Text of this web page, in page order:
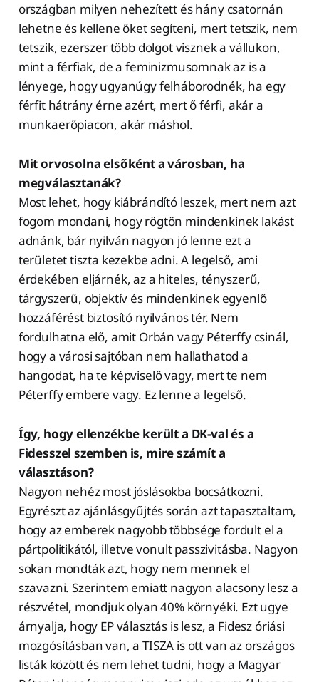
országban milyen nehezített és hány csatornán
lehetne és kellene őket segíteni, mert tetszik, nem
tetszik, ezerszer több dolgot visznek a vállukon,
mint a férfiak, de a feminizmusomnak az is a
lényege, hogy ugyanúgy felháborodnék, ha egy
férfit hátrány érne azért, mert ő férfi, akár a
munkaerőpiacon, akár máshol.
Mit orvosolna elsőként a városban, ha
megválasztanák?
Most lehet, hogy kiábrándító leszek, mert nem azt
fogom mondani, hogy rögtön mindenkinek lakást
adnánk, bár nyilván nagyon jó lenne ezt a
területet tiszta kezekbe adni. A legelső, ami
érdekében eljárnék, az a hiteles, tényszerű,
tárgyszerű, objektív és mindenkinek egyenlő
hozzáférést biztosító nyilvános tér. Nem
fordulhatna elő, amit Orbán vagy Péterffy csinál,
hogy a városi sajtóban nem hallathatod a
hangodat, ha te képviselő vagy, mert te nem
Péterffy embere vagy. Ez lenne a legelső.
Így, hogy ellenzékbe került a DK-val és a
Fidesszel szemben is, mire számít a
választáson?
Nagyon nehéz most jóslásokba bocsátkozni.
Egyrészt az ajánlásgyűjtés során azt tapasztaltam,
hogy az emberek nagyobb többsége fordult el a
pártpolitikától, illetve vonult passzivitásba. Nagyon
sokan mondták azt, hogy nem mennek el
szavazni. Szerintem emiatt nagyon alacsony lesz a
részvétel, mondjuk olyan 40% környéki. Ezt ugye
árnyalja, hogy EP választás is lesz, a Fidesz óriási
mozgósításban van, a TISZA is ott van az országos
listák között és nem lehet tudni, hogy a Magyar